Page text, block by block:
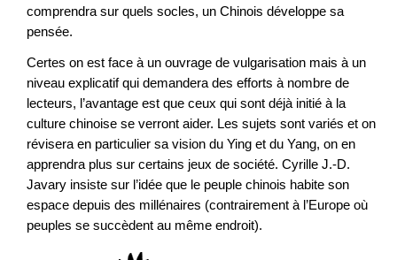
comprendra sur quels socles, un Chinois développe sa
pensée.
Certes on est face à un ouvrage de vulgarisation mais à un
niveau explicatif qui demandera des efforts à nombre de
lecteurs, l’avantage est que ceux qui sont déjà initié à la
culture chinoise se verront aider. Les sujets sont variés et on
révisera en particulier sa vision du Ying et du Yang, on en
apprendra plus sur certains jeux de société. Cyrille J.-D.
Javary insiste sur l’idée que le peuple chinois habite son
espace depuis des millénaires (contrairement à l’Europe où
peuples se succèdent au même endroit).